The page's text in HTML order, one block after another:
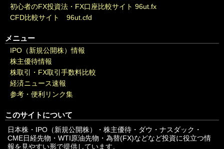
初心者のFX投資法・FX口座比較サイト 96ut.fx
CFD比較サイト 96ut.cfd
メニュー
IPO（新規公開株）情報
株主優待情報
株取引・FX取引手数料比較
経済ニュース速報
参考・便利リンク集
このサイトについて
日本株・IPO（新規公開株）・株主優待・ダウ・ナスダック・
CME日経先物・WTI原油先物・為替(FX)などなど投資に役立つ情
報を見やすい形で提供しています。